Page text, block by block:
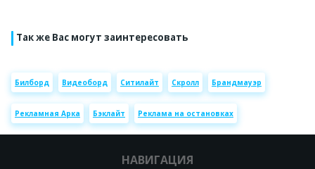
Так же Вас могут заинтересовать
Билборд Видеоборд Ситилайт Скролл Брандмауэр
Рекламная Арка Бэклайт Реклама на остановках
НАВИГАЦИЯ